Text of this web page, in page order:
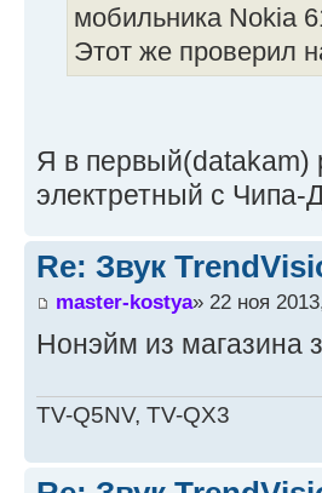
мобильника Nokia
Этот же проверил
Я в первый(datakam)
электретный с Чипа-
Re: Звук
master-kostya» 22 ноя
Нонэйм из магазина
TV-Q5NV, TV-QX3